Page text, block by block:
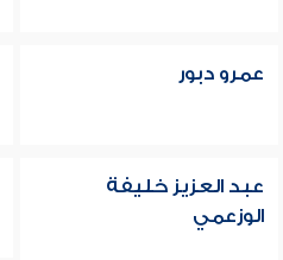
عمرو دبور
عبد العزيز خليفة
الوزعمي